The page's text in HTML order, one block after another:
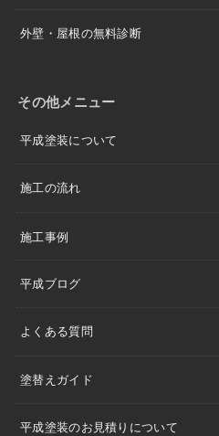
外壁・屋根の無料診断
その他メニュー
平成塗装について
施工の流れ
施工事例
平成ブログ
よくある質問
塗替えガイド
平成塗装のお見積りについて